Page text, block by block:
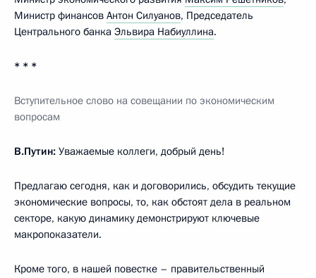
Министр финансов Антон Силуанов, Председатель
Центрального банка Эльвира Набиуллина.
* * *
Вступительное слово на совещании по экономическим
вопросам
В.Путин: Уважаемые коллеги, добрый день!
Предлагаю сегодня, как и договорились, обсудить текущие
экономические вопросы, то, как обстоят дела в реальном
секторе, какую динамику демонстрируют ключевые
макропоказатели.
Кроме того, в нашей повестке – правительственный